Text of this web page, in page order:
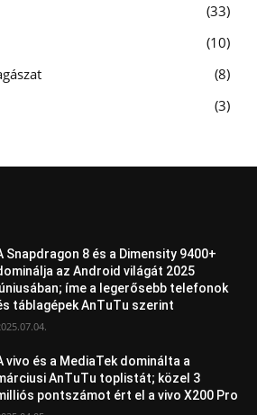
33
10
8
3
Snapdragon 8 és a Dimensity 9400+
az Android világát 2025
íme a legerősebb telefonok
táblagépek AnTuTu szerint
vivo és a MediaTek dominálta a
AnTuTu toplistát; közel 3
pontszámot ért el a vivo X200 Pro